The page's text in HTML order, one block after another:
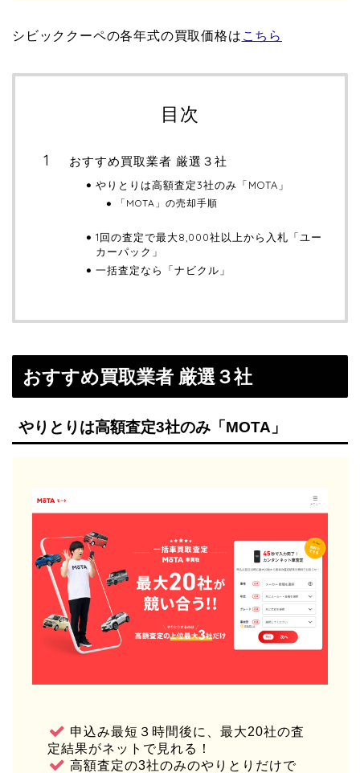
シビッククーペの各年式の買取価格は こちら
目次
おすすめ買取業者 厳選３社
やりとりは高額査定3社のみ「MOTA」
「MOTA」の売却手順
1回の査定で最大8,000社以上から入札「ユー
カーパック」
一括査定なら「ナビクル」
おすすめ買取業者 厳選３社
やりとりは高額査定3社のみ「MOTA」
申込み最短３時間後に、最大20社の査
定結果がネットで見れる！
高額査定の3社のみのやりとりだけで